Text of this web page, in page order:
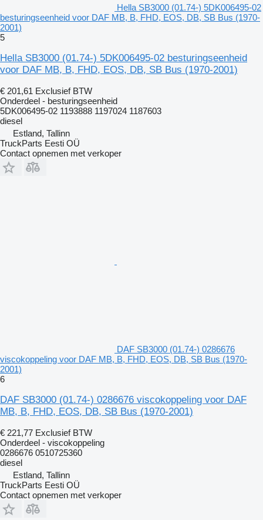
Hella SB3000 (01.74-) 5DK006495-02
besturingseenheid voor DAF MB, B, FHD, EOS, DB, SB Bus (1970-
2001)
5
Hella SB3000 (01.74-) 5DK006495-02 besturingseenheid
voor DAF MB, B, FHD, EOS, DB, SB Bus (1970-2001)
€ 201,61 Exclusief BTW
Onderdeel - besturingseenheid
5DK006495-02 1193888 1197024 1187603
diesel
Estland, Tallinn
TruckParts Eesti OÜ
Contact opnemen met verkoper
DAF SB3000 (01.74-) 0286676
viscokoppeling voor DAF MB, B, FHD, EOS, DB, SB Bus (1970-
2001)
6
DAF SB3000 (01.74-) 0286676 viscokoppeling voor DAF
MB, B, FHD, EOS, DB, SB Bus (1970-2001)
€ 221,77 Exclusief BTW
Onderdeel - viscokoppeling
0286676 0510725360
diesel
Estland, Tallinn
TruckParts Eesti OÜ
Contact opnemen met verkoper